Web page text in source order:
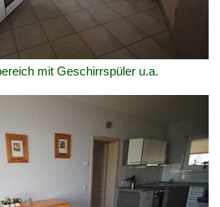
mit Geschirrspüler u.a.